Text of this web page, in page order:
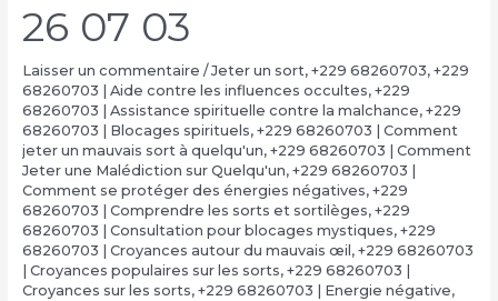
26 07 03
Laisser un commentaire /Jeter un sort, +229 68260703, +229
68260703 | Aide contre les influences occultes, +229
68260703 | Assistance spirituelle contre la malchance, +229
68260703 | Blocages spirituels, +229 68260703 | Comment
jeter un mauvais sort à quelqu'un, +229 68260703 | Comment
Jeter une Malédiction sur Quelqu'un, +229 68260703 |
Comment se protéger des énergies négatives, +229
68260703 | Comprendre les sorts et sortilèges, +229
68260703 | Consultation pour blocages mystiques, +229
68260703 | Croyances autour du mauvais œil , +229 68260703
| Croyances populaires sur les sorts, +229 68260703 |
Croyances sur les sorts, +229 68260703 | Energie négative,